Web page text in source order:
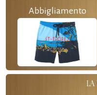
Abbigliamento